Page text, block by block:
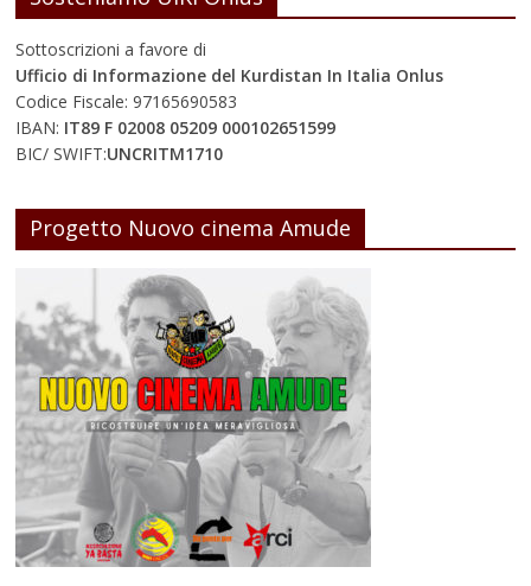
Sottoscrizioni a favore di
Ufficio di Informazione del Kurdistan In Italia Onlus
Codice Fiscale: 97165690583
IBAN: IT89 F 02008 05209 000102651599
BIC/ SWIFT:UNCRITM1710
Progetto Nuovo cinema Amude